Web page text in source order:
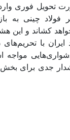
تحویل فوری وارد
فولاد چینی
کشاند و این
ایران با
دشواری‌‌‌هایی
جدی برای بخش